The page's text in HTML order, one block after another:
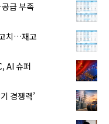
급 부족
치…재고
AI 슈퍼
경쟁력’